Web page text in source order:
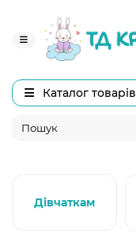
Каталог товарів
Дівчаткам